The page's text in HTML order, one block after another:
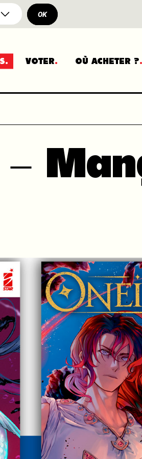
OK
VOTER OÙ ACHETER ?